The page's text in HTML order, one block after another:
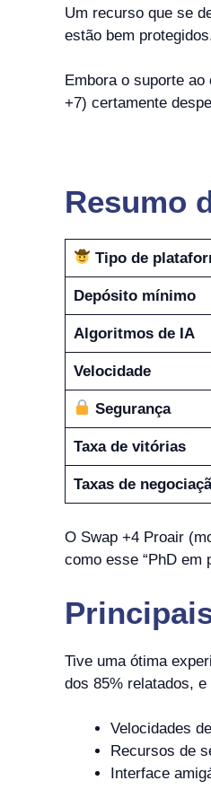
Um recurso que se
estão bem
Embora o suporte
+7) certamente
Resumo
Tipo de
Depósito mínimo
Algoritmos de IA
Velocidade
Segurança
Taxa de vitórias
Taxas de
O Swap +4 Proair
como esse “PhD em
Tive uma ótima
dos 85% relatados,
Velocidades
Recursos de
Interface